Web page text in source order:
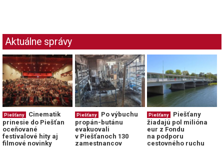
Aktuálne správy
Piešťany
Cinematik
prinesie do Piešťan
oceňované
festivalové hity aj
filmové novinky
Piešťany
Po výbuchu
propán-butánu
evakuovali
v Piešťanoch 130
zamestnancov
Piešťany
Piešťany
žiadajú pol milióna
eur z Fondu
na podporu
cestovného ruchu